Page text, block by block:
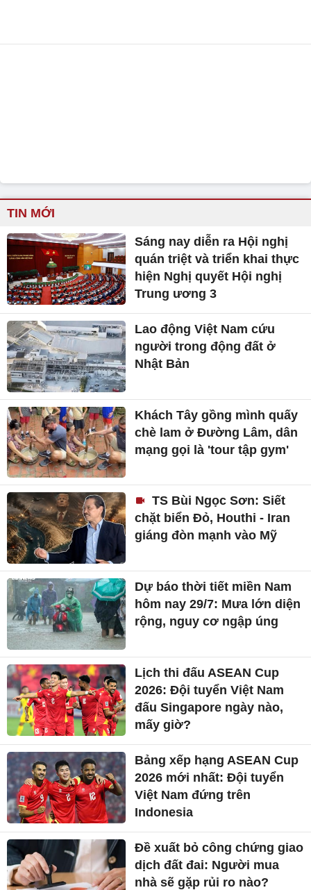
TIN MỚI
Sáng nay diễn ra Hội nghị
quán triệt và triển khai thực
hiện Nghị quyết Hội nghị
Trung ương 3
Lao động Việt Nam cứu
người trong động đất ở
Nhật Bản
Khách Tây gồng mình quấy
chè lam ở Đường Lâm, dân
mạng gọi là 'tour tập gym'
TS Bùi Ngọc Sơn: Siết
chặt biển Đỏ, Houthi - Iran
giáng đòn mạnh vào Mỹ
Dự báo thời tiết miền Nam
hôm nay 29/7: Mưa lớn diện
rộng, nguy cơ ngập úng
Lịch thi đấu ASEAN Cup
2026: Đội tuyển Việt Nam
đấu Singapore ngày nào,
mấy giờ?
Bảng xếp hạng ASEAN Cup
2026 mới nhất: Đội tuyển
Việt Nam đứng trên
Indonesia
Đề xuất bỏ công chứng giao
dịch đất đai: Người mua
nhà sẽ gặp rủi ro nào?